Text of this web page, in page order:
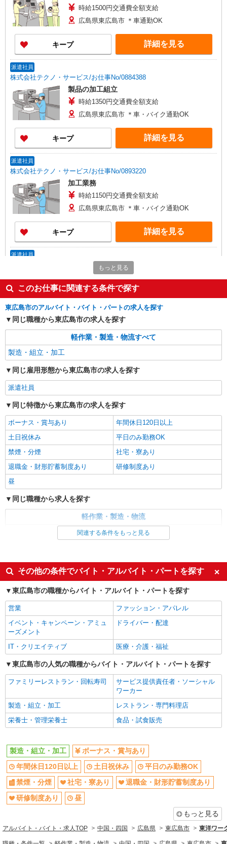
時給1500円交通費全額支給
広島県東広島市 ＊車通勤OK
キープ 詳細を見る
派遣社員
株式会社テクノ・サービス/お仕事No/0884388
製品の加工組立
時給1350円交通費全額支給
広島県東広島市 ＊車・バイク通勤OK
キープ 詳細を見る
派遣社員
株式会社テクノ・サービス/お仕事No/0893220
加工業務
時給1150円交通費全額支給
広島県東広島市 ＊車・バイク通勤OK
キープ 詳細を見る
派遣社員
株式会社テクノ・サービス/お仕事No/0879037
製品の加工作業など
時給1200円交通費全額支給
広島県東広島市 ＊車・バイク通勤OK
派遣社員
株式会社テクノ・サービス/お仕事No/0908443
資材の加工業務
時給1300円交通費全額支給
広島県東広島市 ＊車・バイク通勤OK
キープ 詳細を見る
派遣社員
株式会社テクノ・サービス/お仕事No/0915820
製品の加工業務
時給1300円交通費全額支給
広島県東広島市 ＊車・バイク通勤OK
詳細を見る
時給1350円交通費全額支給
広島県東広島市 ＊車・バイク通勤OK
詳細を見る
派遣社員
株式会社テクノ・サービス/お仕事No/0874606
部品の組立など
時給1450円交通費全額支給
広島県東広島市 ＊車通勤OK
キープ 詳細を見る
派遣社員
機械オペレーター等
時給1600円交通費全額支給
広島県東広島市 ＊車・バイク通勤OK
キープ
株式会社テクノ・サービス/お仕事No/0900718
業務用印刷機の組立
もっと見る
このお仕事に関連する条件で探す
東広島市のアルバイト・バイト・パートの求人を探す
同じ職種から東広島市の求人を探す
軽作業・製造・物流すべて
製造・組立・加工
同じ雇用形態から東広島市の求人を探す
派遣社員
同じ特徴から東広島市の求人を探す
ボーナス・賞与あり
年間休日120日以上
土日祝休み
平日のみ勤務OK
禁煙・分煙
社宅・寮あり
退職金・財形貯蓄制度あり
研修制度あり
昼
同じ職種から求人を探す
軽作業・製造・物流
ボーナス・賞与あり
土日祝休み
社宅・寮あり
関連する条件をもっと見る
その他の条件でバイト・アルバイト・パートを探す
東広島市の職種からバイト・アルバイト・パートを探す
営業
ファッション・アパレル
イベント・キャンペーン・アミュ
ーズメント
ドライバー・配達
IT・クリエイティブ 医療・介護・福祉
東広島市の人気の職種からバイト・アルバイト・パートを探す
ファミリーレストラン・回転寿司
サービス提供責任者・ソーシャル
ワーカー
製造・組立・加工
レストラン・専門料理店
栄養士・管理栄養士
食品・試食販売
製造・組立・加工
ボーナス・賞与あり
年間休日120日以上
土日祝休み
平日のみ勤務OK
禁煙・分煙
社宅・寮あり
退職金・財形貯蓄制度あり
研修制度あり
昼
もっと見る
アルバイト・バイト・求人TOP 中国・四国 広島県 東広島市 東洋ワー